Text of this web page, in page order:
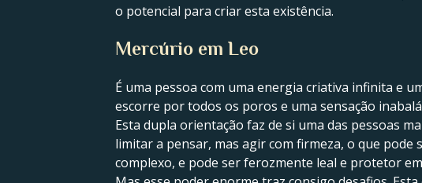
o potencial para criar esta existência.
Mercúrio em Leo
É uma pessoa com uma energia criativa infinita e
escorre por todos os poros e uma sensação
Esta dupla orientação faz de si uma das pessoas
limitar a pensar, mas agir com firmeza, o que pode
complexo, e pode ser ferozmente leal e protetor